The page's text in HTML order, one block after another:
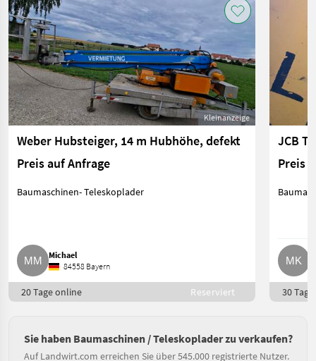
Kleinanzeige
Weber Hubsteiger, 14 m Hubhöhe, defekt
Preis auf Anfrage
Baumaschinen- Teleskoplader
Michael
84558 Bayern
20 Tage online Reserviert
JCB
Preis
30
Sie haben Baumaschinen / Teleskoplader zu verkaufen?
Auf Landwirt.com erreichen Sie über 545.000 registrierte Nutzer.